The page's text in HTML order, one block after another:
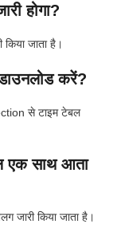
होगा?
जाता है।
करें?
से टाइम टेबल
एक साथ आता
किया जाता है।